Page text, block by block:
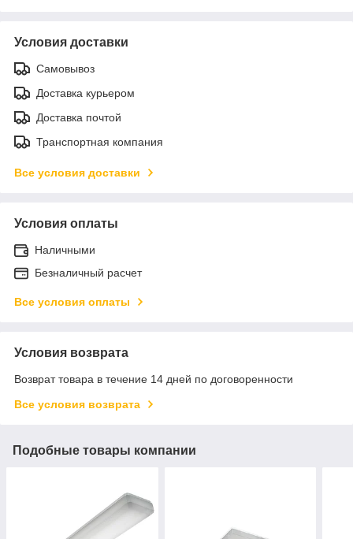
Условия доставки
Самовывоз
Доставка курьером
Доставка почтой
Транспортная компания
Все условия доставки
Условия оплаты
Наличными
Безналичный расчет
Все условия оплаты
Условия возврата
Возврат товара в течение 14 дней по договоренности
Все условия возврата
Подобные товары компании